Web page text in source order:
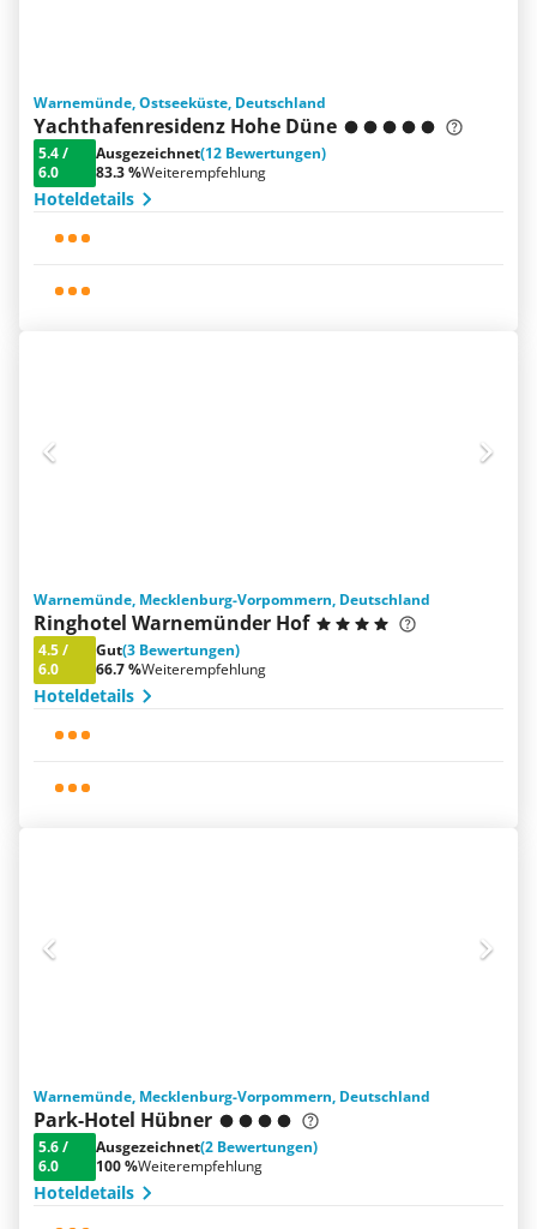
Warnemünde, Ostseeküste, Deutschland
Yachthafenresidenz Hohe Düne
5.4/
6.0
Ausgezeichnet(12 Bewertungen)
83.3 %Weiterempfehlung
Hoteldetails
Warnemünde, Mecklenburg-Vorpommern, Deutschland
Ringhotel Warnemünder Hof
4.5/
6.0
Gut(3 Bewertungen)
66.7 %Weiterempfehlung
Hoteldetails
Warnemünde, Mecklenburg-Vorpommern, Deutschland
Park-Hotel Hübner
5.6/
6.0
Ausgezeichnet(2 Bewertungen)
100 %Weiterempfehlung
Hoteldetails